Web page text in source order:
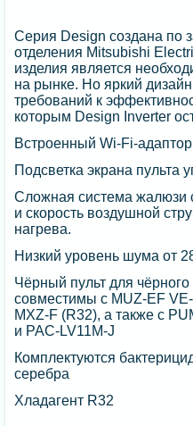
Серия Design создана по
отделения Mitsubishi
изделия является
на рынке. Но яркий
требований к
которым Design Inverter
Встроенный Wi-Fi-адаптор
Подсветка экрана пульта
Сложная система жалюзи
и скорость воздушной
нагрева.
Низкий уровень шума от
Чёрный пульт для
совместимы с MUZ-EF
MXZ-F (R32), а также с
и PAC-LV11M-J
Комплектуются
серебра
Хладагент R32